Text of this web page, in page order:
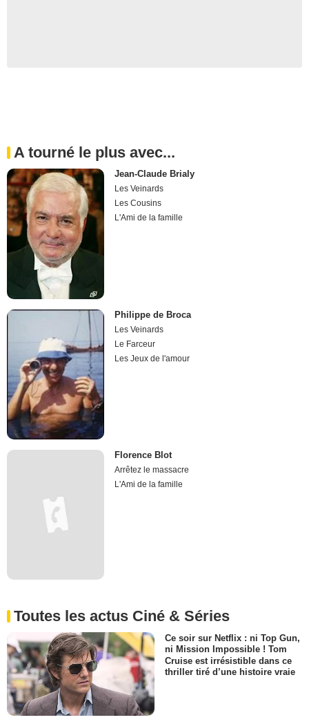
A tourné le plus avec...
Jean-Claude Brialy
Les Veinards
Les Cousins
L'Ami de la famille
Philippe de Broca
Les Veinards
Le Farceur
Les Jeux de l'amour
Florence Blot
Arrêtez le massacre
L'Ami de la famille
Toutes les actus Ciné & Séries
Ce soir sur Netflix : ni Top Gun,
ni Mission Impossible ! Tom
Cruise est irrésistible dans ce
thriller tiré d’une histoire vraie